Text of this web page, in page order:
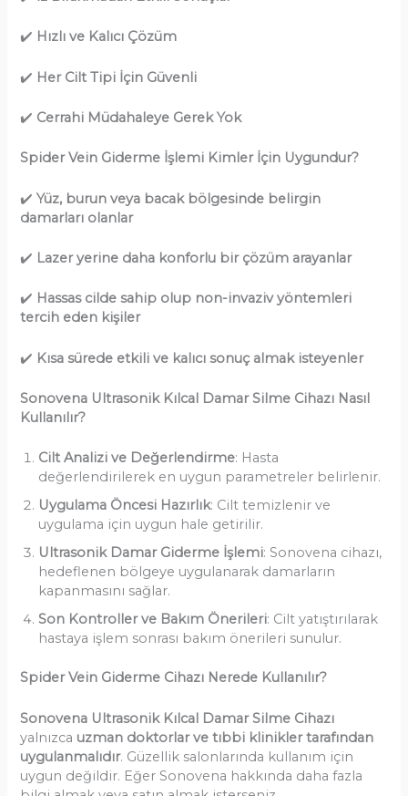
✔️ Hızlı ve Kalıcı Çözüm
✔️ Her Cilt Tipi İçin Güvenli
✔️ Cerrahi Müdahaleye Gerek Yok
Spider Vein Giderme İşlemi Kimler İçin Uygundur?
✔️Yüz, burun veya bacak bölgesinde belirgin
damarları olanlar
✔️ Lazer yerine daha konforlu bir çözüm arayanlar
✔️ Hassas cilde sahip olup non-invaziv yöntemleri
tercih eden kişiler
✔️ Kısa sürede etkili ve kalıcı sonuç almak isteyenler
Sonovena Ultrasonik Kılcal Damar Silme Cihazı Nasıl
Kullanılır?
Cilt Analizi ve Değerlendirme: Hasta
değerlendirilerek en uygun parametreler belirlenir.
Uygulama Öncesi Hazırlık: Cilt temizlenir ve
uygulama için uygun hale getirilir.
Ultrasonik Damar Giderme İşlemi: Sonovena cihazı,
hedeflenen bölgeye uygulanarak damarların
kapanmasını sağlar.
Son Kontroller ve Bakım Önerileri: Cilt yatıştırılarak
hastaya işlem sonrası bakım önerileri sunulur.
Spider Vein Giderme Cihazı Nerede Kullanılır?
Sonovena Ultrasonik Kılcal Damar Silme Cihazı
yalnızca uzman doktorlar ve tıbbi klinikler tarafından
uygulanmalıdır. Güzellik salonlarında kullanım için
uygun değildir. Eğer Sonovena hakkında daha fazla